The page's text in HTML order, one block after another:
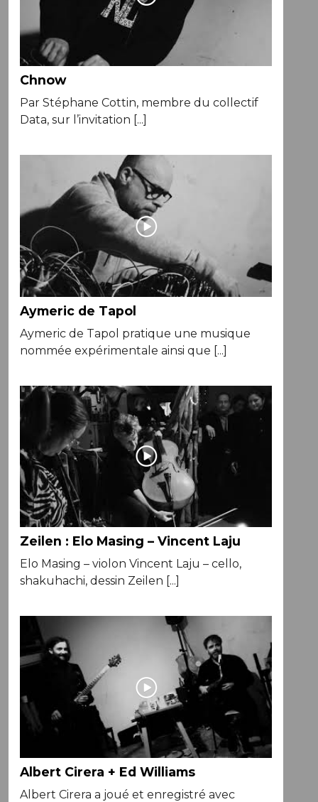
Chnow
Par Stéphane Cottin, membre du collectif
Data, sur l’invitation [...]
Aymeric de Tapol
Aymeric de Tapol pratique une musique
nommée expérimentale ainsi que [...]
Zeilen : Elo Masing – Vincent Laju
Elo Masing – violon Vincent Laju – cello,
shakuhachi, dessin Zeilen [...]
Albert Cirera + Ed Williams
Albert Cirera a joué et enregistré avec